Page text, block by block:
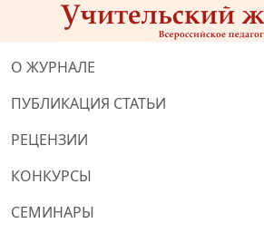
О ЖУРНАЛЕ
ПУБЛИКАЦИЯ СТАТЬИ
РЕЦЕНЗИИ
КОНКУРСЫ
СЕМИНАРЫ